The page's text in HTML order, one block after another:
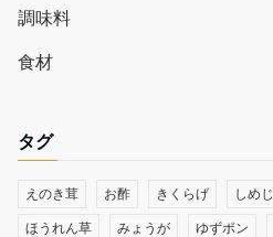
調味料
食材
タグ
えのき茸 お酢 きくらげ しめじ
ほうれん草 みょうが ゆずポン